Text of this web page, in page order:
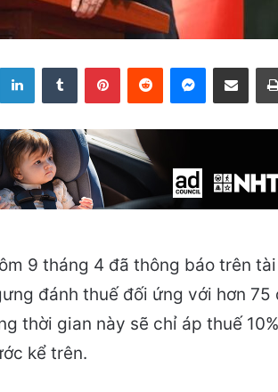
LinkedInTumblr PinterestReddit Messenger
Share via Email
9 tháng 4 đã thông báo trên
đánh thuế đối ứng với hơn 75
thời gian này sẽ chỉ áp thuế
kể trên.